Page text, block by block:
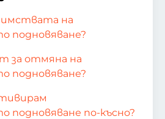
на
подновяване?
за отмяна на
подновяване?
по-късно?